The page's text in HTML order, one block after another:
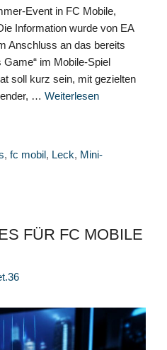
Event in FC Mobile,
Information wurde von EA
Anschluss an das bereits
Game“ im Mobile-Spiel
soll kurz sein, mit gezielten
… Weiterlesen
, fc mobil, Leck, Mini-
FÜR FC MOBILE